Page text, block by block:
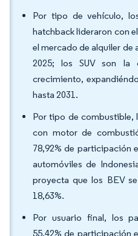
Por tipo de vehículo,
hatchback lideraron con
el mercado de alquiler de
2025; los SUV son la
crecimiento,
hasta 2031.
Por tipo de combustible,
con motor de
78,92% de participación
automóviles de
proyecta que los BEV
18,63%.
Por usuario final, los
55,42% de participación